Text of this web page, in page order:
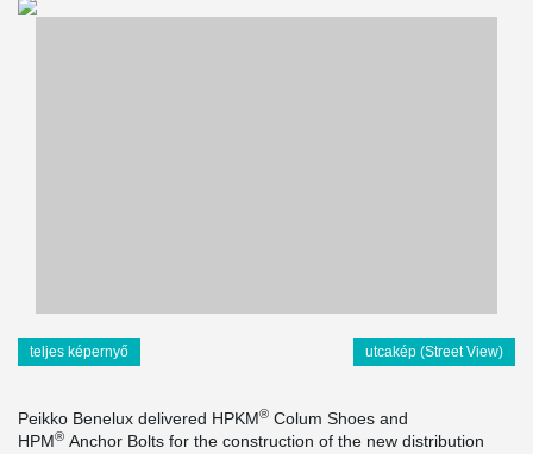
teljes képernyő utcakép (Street View)
Peikko Benelux delivered HPKM® Colum Shoes and
HPM® Anchor Bolts for the construction of the new distribution